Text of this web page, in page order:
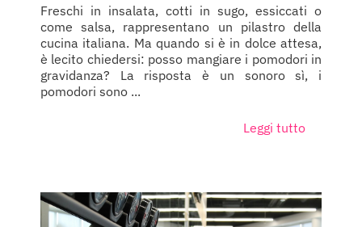
Freschi in insalata, cotti in sugo, essiccati o
come salsa, rappresentano un pilastro della
cucina italiana. Ma quando si è in dolce attesa,
è lecito chiedersi: posso mangiare i pomodori in
gravidanza? La risposta è un sonoro sì, i
pomodori sono ...
Leggi tutto